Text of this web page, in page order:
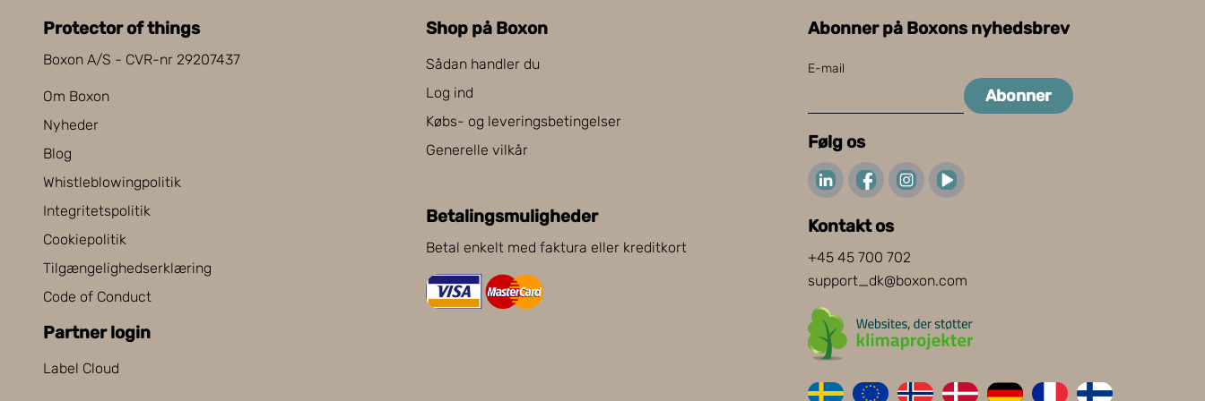
Protector of things
Boxon A/S - CVR-nr 29207437
Om Boxon
Nyheder
Blog
Whistleblowingpolitik
Integritetspolitik
Cookiepolitik
Tilgængelighedserklæring
Code of Conduct
Partner login
Label Cloud
Shop på Boxon
Sådan handler du
Log ind
Købs- og leveringsbetingelser
Generelle vilkår
Betalingsmuligheder
Betal enkelt med faktura eller kreditkort
Abonner på Boxons nyhedsbrev
E-mail
Abonner
Følg os
Kontakt os
+45 45 700 702
support_dk@boxon.com